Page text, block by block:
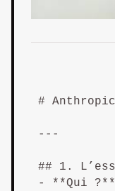
#
---
## 1.
- **Qui